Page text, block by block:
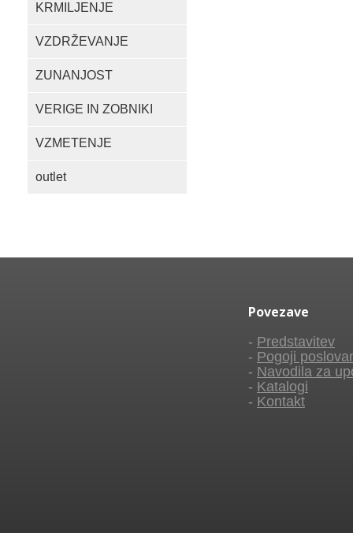
KRMILJENJE
VZDRŽEVANJE
ZUNANJOST
VERIGE IN ZOBNIKI
VZMETENJE
outlet
Povezave
- Predstavitev
- Pogoji
- Navodila za
- Katalogi
- Kontakt